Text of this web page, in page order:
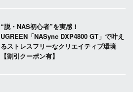
“脱・NAS初心者”を実感！
UGREEN「NASync DXP4800 GT」で叶え
るストレスフリーなクリエイティブ環境
【割引クーポン有】